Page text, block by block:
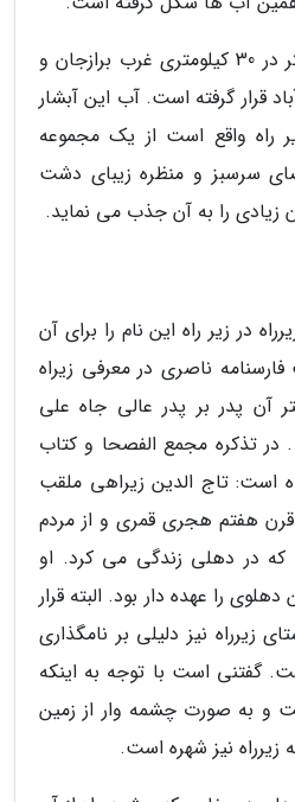
آبشار زیرراه با ارتفاع 2 متر در 30 کیلومتری غرب برازجان و
قرار گرفته است. آب این آبشار
راه واقع است از یک مجموعه
سرسبز و منظره زیبای دشت
زیادی را به آن جذب می نماید.
در زیر راه این نام را برای آن
ناصری در معرفی زیراه
آن پدر بر پدر عالی جاه علی
تذکره مجمع الفصحا و کتاب
است: تاج الدین زیراهی ملقب
قرن هفتم هجری قمری و از مردم
که در دهلی زندگی می کرد. او
را عهده دار بود. البته قرار
زیرراه نیز دلیلی بر نامگذاری
گفتنی است با توجه به اینکه
و به صورت چشمه وار از زمین
نیز شهره است.